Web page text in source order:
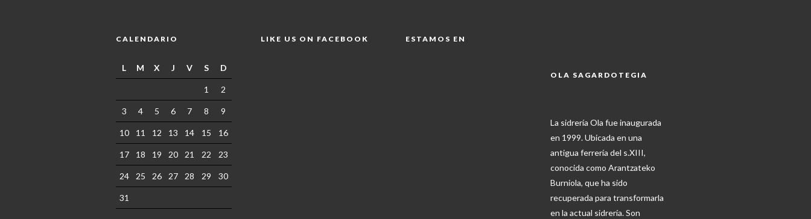
CALENDARIO
L M X J V S D
1 2
3 4 5 6 7 8 9
10 11 12 13 14 15 16
17 18 19 20 21 22 23
24 25 26 27 28 29 30
31
LIKE US ON FACEBOOK ESTAMOS EN
OLA SAGARDOTEGIA
La sidrería Ola fue inaugurada
en 1999. Ubicada en una
antigua ferrería del s.XIII,
conocida como Arantzateko
Burniola, que ha sido
recuperada para transformarla
en la actual sidrería. Son